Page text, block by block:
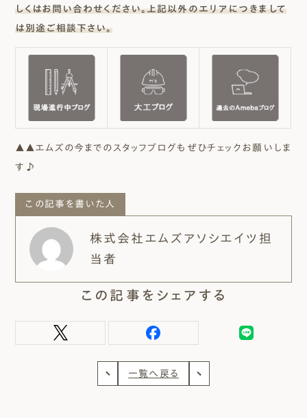
しくはお問い合わせください。上記以外のエリアにつきまして
は別途ご相談下さい。
▲▲エムズの今までのスタッフブログもぜひチェックお願いしま
す♪
この記事を書いた人
株式会社エムズアソシエイツ担
当者
この記事をシェアする
一覧へ戻る